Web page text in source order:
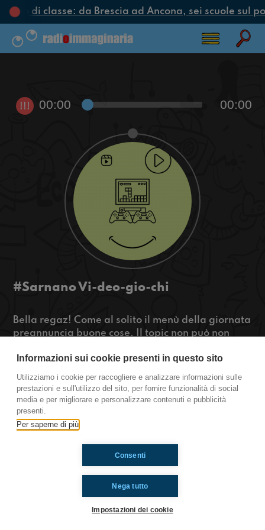
di classe: da Brescia ad Ancona, sei scuole sul
!!! 00:00 00:00
#Sarnano Vi-deo-gio-chi
Bella regaz! Come al solito il menù della giornata
preannuncia buone cose. Il topic non può non
bando alle chiacchiere. Buon ascolto!
https://www.radioimmaginaria.it
Sarnano
Ti è piaciuto? Condividilo!
Informazioni sui cookie presenti in questo sito
Utilizziamo i cookie per raccogliere e analizzare informazioni sulle
prestazioni e sull'utilizzo del sito, per fornire funzionalità di social
media e per migliorare e personalizzare contenuti e pubblicità
presenti.
Per saperne di più
Nega tutto
Consenti
Impostazioni dei cookie